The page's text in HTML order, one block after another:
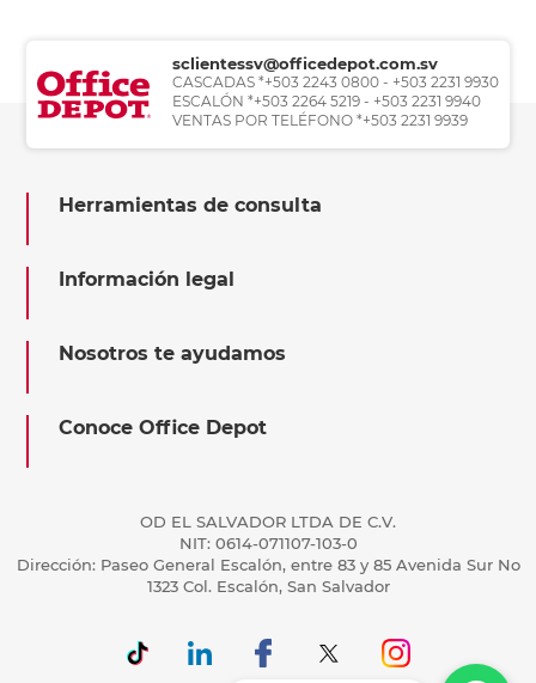
sclientessv@officedepot.com.sv
CASCADAS *+503 2243 0800 - +503 2231 9930
ESCALÓN *+503 2264 5219 - +503 2231 9940
VENTAS POR TELÉFONO *+503 2231 9939
Herramientas de consulta
Información legal
Nosotros te ayudamos
Conoce Office Depot
OD EL SALVADOR LTDA DE C.V.
NIT: 0614-071107-103-0
Dirección: Paseo General Escalón, entre 83 y 85 Avenida Sur No
1323 Col. Escalón, San Salvador